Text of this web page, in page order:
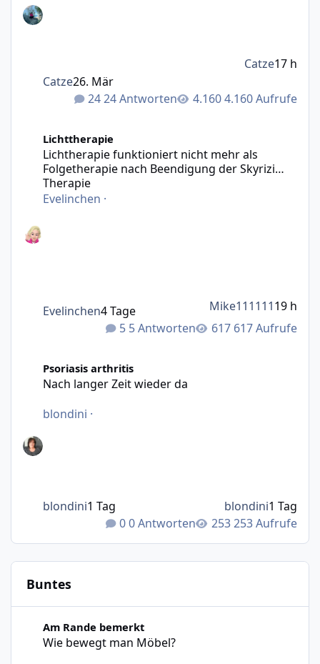
24 Antworten 4.160 Aufrufe
Catze26. Mär
Catze17 h
Lichttherapie
Lichtherapie funktioniert nicht mehr als
Folgetherapie nach Beendigung der Skyrizi
Therapie
Evelinchen ·
5 Antworten 617 Aufrufe
Evelinchen4 Tage Mike11111119 h
Psoriasis arthritis
Nach langer Zeit wieder da
blondini ·
0 Antworten 253 Aufrufe
blondini1 Tag blondini1 Tag
Buntes
Am Rande bemerkt
Wie bewegt man Möbel?